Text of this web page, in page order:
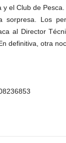
el Club de
Los
al Director
definitiva, otra